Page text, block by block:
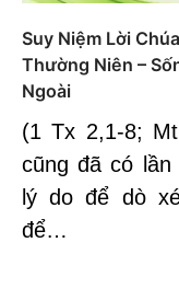
Suy Niệm Lời
Thường Niên –
Ngoài
(1 Tx 2,1-8;
cũng đã có
lý do để dò
để…